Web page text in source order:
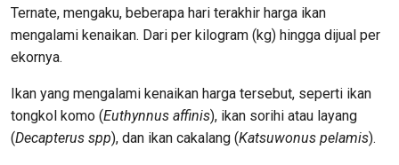
Ternate, mengaku, beberapa hari terakhir harga ikan
mengalami kenaikan. Dari per kilogram (kg) hingga dijual per
ekornya.
Ikan yang mengalami kenaikan harga tersebut, seperti ikan
tongkol komo (Euthynnus affinis), ikan sorihi atau layang
(Decapterus spp), dan ikan cakalang (Katsuwonus pelamis).